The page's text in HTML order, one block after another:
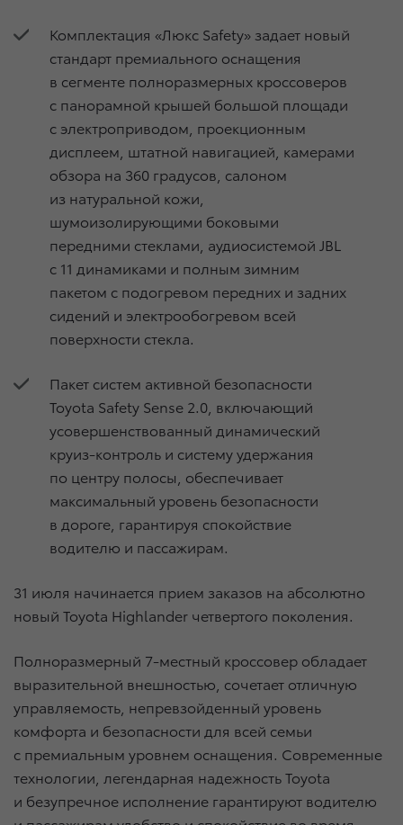
Комплектация «Люкс Safety» задает новый
стандарт премиального оснащения
в сегменте полноразмерных кроссоверов
с панорамной крышей большой площади
с электроприводом, проекционным
дисплеем, штатной навигацией, камерами
обзора на 360 градусов, салоном
из натуральной кожи,
шумоизолирующими боковыми
передними стеклами, аудиосистемой JBL
с 11 динамиками и полным зимним
пакетом с подогревом передних и задних
сидений и электрообогревом всей
поверхности стекла.
Пакет систем активной безопасности
Toyota Safety Sense 2.0, включающий
усовершенствованный динамический
круиз-контроль и систему удержания
по центру полосы, обеспечивает
максимальный уровень безопасности
в дороге, гарантируя спокойствие
водителю и пассажирам.
31 июля начинается прием заказов на абсолютно
новый Toyota Highlander четвертого поколения.
Полноразмерный 7-местный кроссовер обладает
выразительной внешностью, сочетает отличную
управляемость, непревзойденный уровень
комфорта и безопасности для всей семьи
с премиальным уровнем оснащения. Современные
технологии, легендарная надежность Toyota
и безупречное исполнение гарантируют водителю